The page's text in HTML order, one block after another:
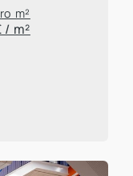
m²
/ m²